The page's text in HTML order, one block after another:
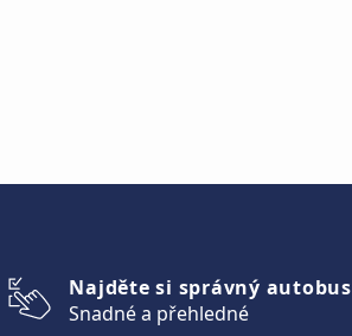
Najděte si správný autobus
Snadné a přehledné